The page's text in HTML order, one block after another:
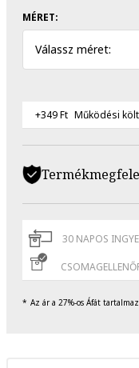
MÉRET:
Válassz méret:
+349 Ft Működési
30 NAPOS
Az ár a 27%-os Áfát